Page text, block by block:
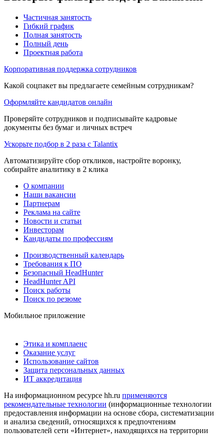
Частичная занятость
Гибкий график
Полная занятость
Полный день
Проектная работа
Корпоративная поддержка сотрудников
Какой соцпакет вы предлагаете семейным сотрудникам?
Оформляйте кандидатов онлайн
Проверяйте сотрудников и подписывайте кадровые
документы без бумаг и личных встреч
Ускорьте подбор в 2 раза с Talantix
Автоматизируйте сбор откликов, настройте воронку,
собирайте аналитику в 2 клика
О компании
Наши вакансии
Партнерам
Реклама на сайте
Новости и статьи
Инвесторам
Кандидаты по профессиям
Производственный календарь
Требования к ПО
Безопасный HeadHunter
HeadHunter API
Поиск работы
Поиск по резюме
Мобильное приложение
Этика и комплаенс
Оказание услуг
Использование сайтов
Защита персональных данных
ИТ аккредитация
На информационном ресурсе hh.ru применяются
рекомендательные технологии (информационные технологии
предоставления информации на основе сбора, систематизации
и анализа сведений, относящихся к предпочтениям
пользователей сети «Интернет», находящихся на территории